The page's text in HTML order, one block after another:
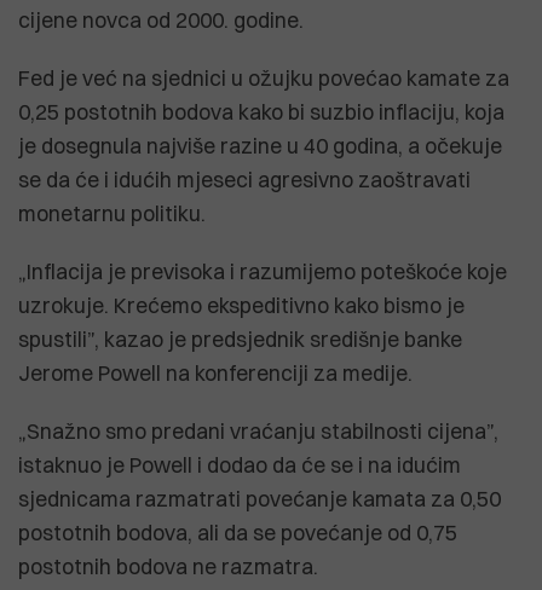
cijene novca od 2000. godine.
Fed je već na sjednici u ožujku povećao kamate za
0,25 postotnih bodova kako bi suzbio inflaciju, koja
je dosegnula najviše razine u 40 godina, a očekuje
se da će i idućih mjeseci agresivno zaoštravati
monetarnu politiku.
„Inflacija je previsoka i razumijemo poteškoće koje
uzrokuje. Krećemo ekspeditivno kako bismo je
spustili”, kazao je predsjednik središnje banke
Jerome Powell na konferenciji za medije.
„Snažno smo predani vraćanju stabilnosti cijena”,
istaknuo je Powell i dodao da će se i na idućim
sjednicama razmatrati povećanje kamata za 0,50
postotnih bodova, ali da se povećanje od 0,75
postotnih bodova ne razmatra.